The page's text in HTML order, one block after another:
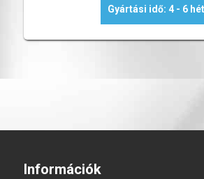
Gyártási idő: 4 - 6 hét
Információk